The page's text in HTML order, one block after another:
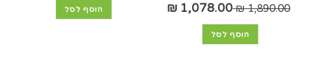
1,890.00 ₪
1,078.00 ₪
הוסף לסל
הוסף לסל